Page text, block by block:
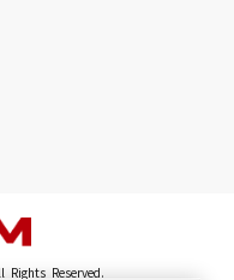
Rights Reserved.